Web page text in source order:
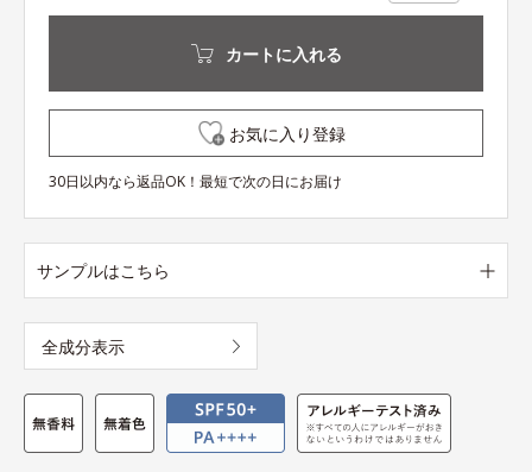
カートに入れる
お気に入り登録
30日以内なら返品OK！最短で次の日にお届け
サンプルはこちら
全成分表示